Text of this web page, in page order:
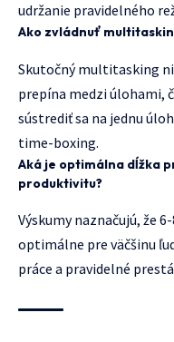
udržanie pravidelného
Ako zvládnuť
Skutočný multitasking
prepína medzi úlohami,
sústrediť sa na jednu
time-boxing.
Aká je optimálna dĺžka
produktivitu?
Výskumy naznačujú, že
optimálne pre väčšinu
práce a pravidelné